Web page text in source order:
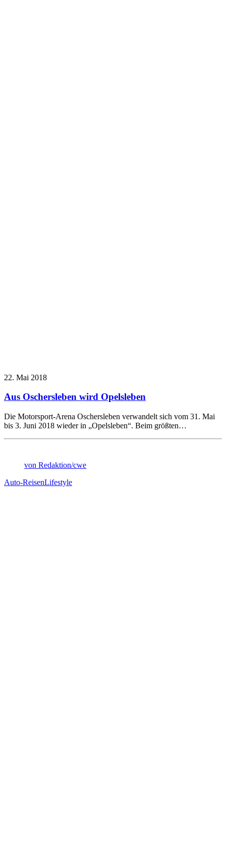
22. Mai 2018
Aus Oschersleben wird Opelsleben
Die Motorsport-Arena Oschersleben verwandelt sich vom 31. Mai
bis 3. Juni 2018 wieder in „Opelsleben“. Beim größten…
von Redaktion/cwe
Auto-ReisenLifestyle